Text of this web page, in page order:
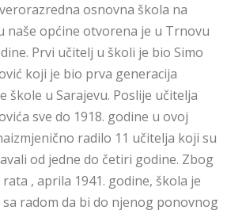
osnovna škola na
naše općine otvorena je u Trnovu
Prvi učitelj u školi je bio Simo
koji je bio prva generacija
škole u Sarajevu. Poslije učitelja
sve do 1918. godine u ovoj
radilo 11 učitelja koji su
od jedne do četiri godine. Zbog
, aprila 1941. godine, škola je
radom da bi do njenog ponovnog